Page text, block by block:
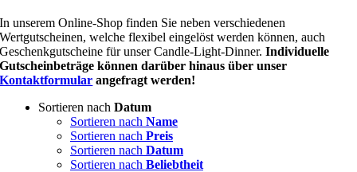
In unserem Online-Shop finden Sie neben verschiedenen
Wertgutscheinen, welche flexibel eingelöst werden können, auch
Geschenkgutscheine für unser Candle-Light-Dinner.Individuelle
Gutscheinbeträge können darüber hinaus über unser
Kontaktformular angefragt werden!
Sortieren nach Datum
Sortieren nach Name
Sortieren nach Preis
Sortieren nach Datum
Sortieren nach Beliebtheit